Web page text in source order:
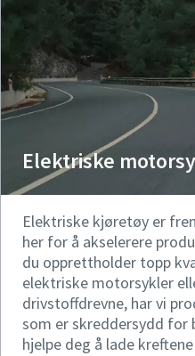
Elektriske
Elektriske kjøretøy er
her for å akselerere
du opprettholder topp
elektriske motorsykler
drivstoffdrevne, har vi
som er skreddersydd for
hjelpe deg å lade